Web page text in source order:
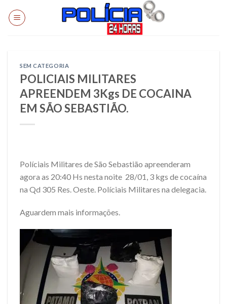
SEM CATEGORIA
POLICIAIS MILITARES
APREENDEM 3Kgs DE COCAINA
EM SÃO SEBASTIÃO.
Políciais Militares de São Sebastião apreenderam
agora as 20:40 Hs nesta noite 28/01, 3 kgs de cocaína
na Qd 305 Res. Oeste. Políciais Militares na delegacia.
Aguardem mais informações.